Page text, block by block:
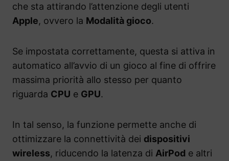
che sta attirando l’attenzione degli utenti
Apple, ovvero la Modalità gioco.
Se impostata correttamente, questa si attiva in
automatico all’avvio di un gioco al fine di offrire
massima priorità allo stesso per quanto
riguarda CPU e GPU.
In tal senso, la funzione permette anche di
ottimizzare la connettività dei dispositivi
wireless, riducendo la latenza di AirPod e altri